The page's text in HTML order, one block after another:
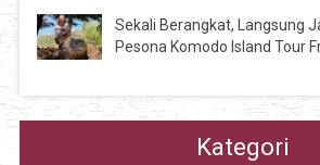
Sekali Berangkat, Langsung
Pesona Komodo Island Tour
Kategori